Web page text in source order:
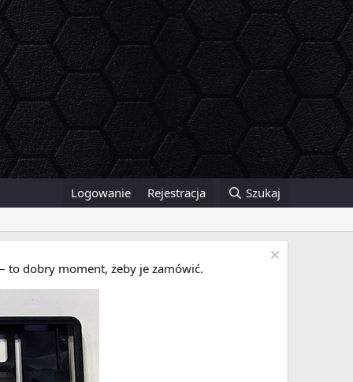
Logowanie Rejestracja Szukaj
to dobry moment, żeby je zamówić.